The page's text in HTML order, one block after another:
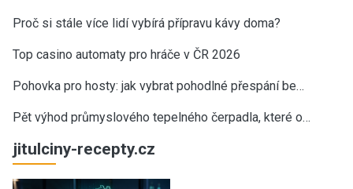
Proč si stále více lidí vybírá přípravu kávy doma?
Top casino automaty pro hráče v ČR 2026
Pohovka pro hosty: jak vybrat pohodlné přespání be…
Pět výhod průmyslového tepelného čerpadla, které o…
jitulciny-recepty.cz